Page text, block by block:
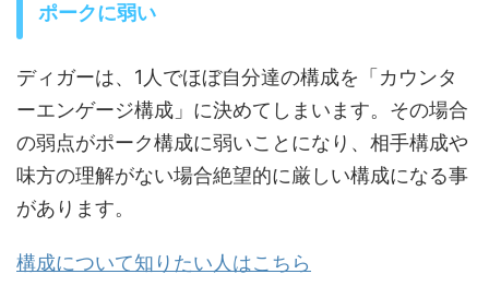
ポークに弱い
ディガーは、1人でほぼ自分達の構成を「カウンタ
ーエンゲージ構成」に決めてしまいます。その場合
の弱点がポーク構成に弱いことになり、相手構成や
味方の理解がない場合絶望的に厳しい構成になる事
があります。
構成について知りたい人はこちら